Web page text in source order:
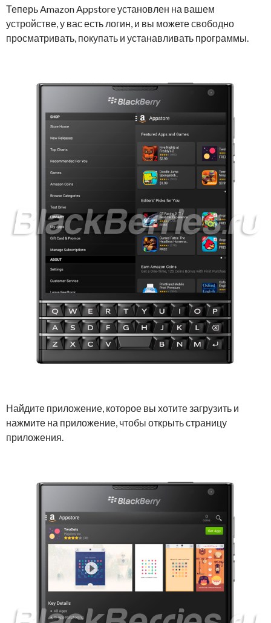
Теперь Amazon Appstore установлен ​​на вашем
устройстве, у вас есть логин, и вы можете свободно
просматривать, покупать и устанавливать программы.
Найдите приложение, которое вы хотите загрузить и
нажмите на приложение, чтобы открыть страницу
приложения.